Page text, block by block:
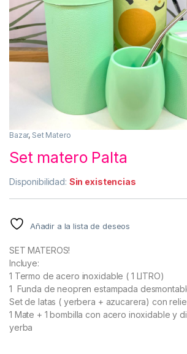
Bazar, Set Matero
Set matero Palta
Disponibilidad: Sin existencias
Añadir a la lista de deseos
SET MATEROS!
Incluye:
1 Termo de acero inoxidable ( 1 LITRO)
1 Funda de neopren estampada
Set de latas ( yerbera + azucarera) con
1 Mate + 1 bombilla con acero inoxidable y
yerba